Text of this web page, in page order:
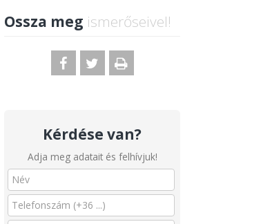
Ossza meg ismerőseivel!
Kérdése van?
Adja meg adatait és felhívjuk!